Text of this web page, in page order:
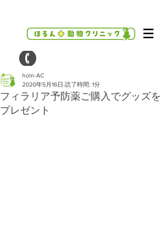
フィラリア予防薬ご購入でグッズを
プレゼント
holn-AC
2020年5月16日 読了時間: 1分